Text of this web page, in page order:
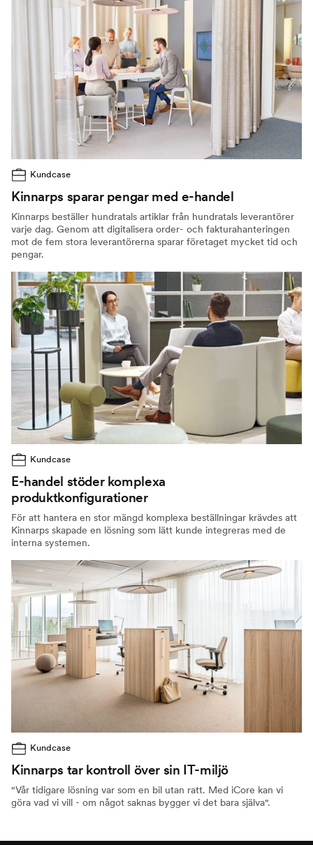
Kundcase
Kinnarps sparar pengar med e-handel
Kinnarps beställer hundratals artiklar från hundratals leverantörer
varje dag. Genom att digitalisera order- och fakturahanteringen
mot de fem stora leverantörerna sparar företaget mycket tid och
pengar.
Kundcase
E-handel stöder komplexa
produktkonfigurationer
För att hantera en stor mängd komplexa beställningar krävdes att
Kinnarps skapade en lösning som lätt kunde integreras med de
interna systemen.
Kundcase
Kinnarps tar kontroll över sin IT-miljö
"Vår tidigare lösning var som en bil utan ratt. Med iCore kan vi
göra vad vi vill - om något saknas bygger vi det bara själva".